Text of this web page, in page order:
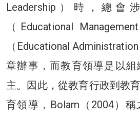
Leadership）時，總會
（Educational
（Educational
章辦事，而教育領導是以
主。因此，從教育行政到教
育領導，Bolam（2004）稱